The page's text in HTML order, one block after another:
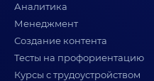
Аналитика
Менеджмент
Создание контента
Тесты на профориентацию
Курсы с трудоустройством